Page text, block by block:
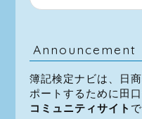
Announcement
簿記検定ナビは、日
ポートするために田
コミュニティサイト